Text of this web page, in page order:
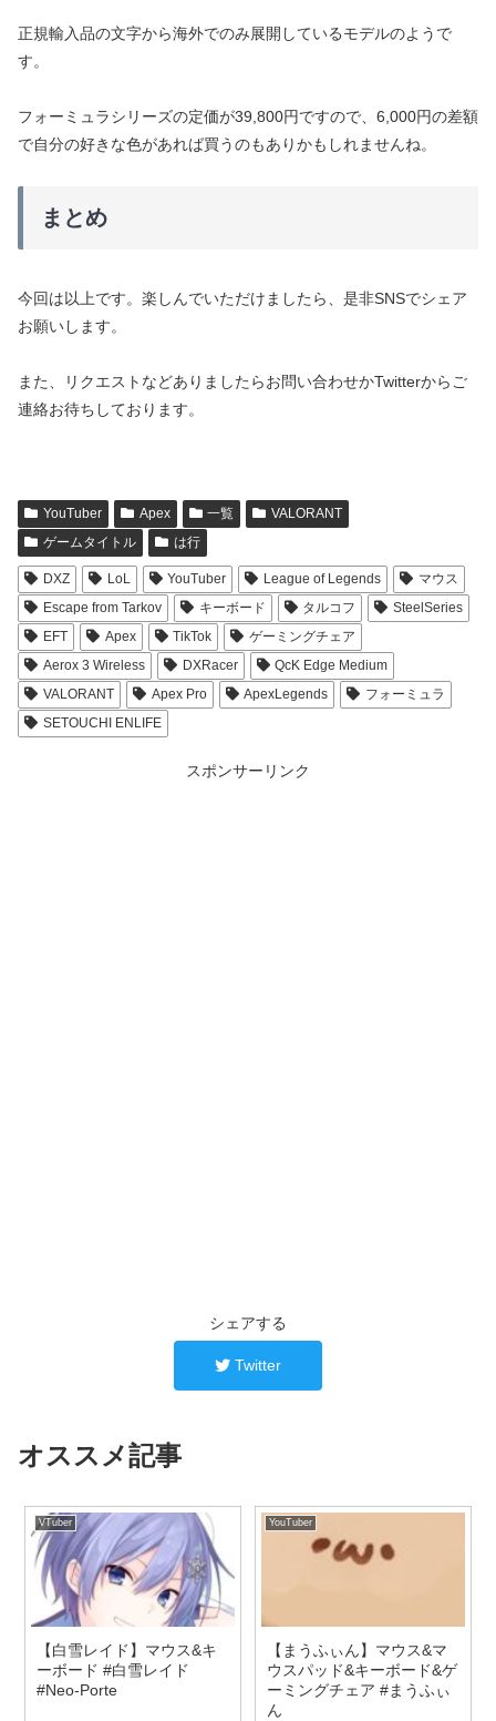
正規輸入品の文字から海外でのみ展開しているモデルのようで
す。
フォーミュラシリーズの定価が39,800円ですので、6,000円の差額
で自分の好きな色があれば買うのもありかもしれませんね。
まとめ
今回は以上です。楽しんでいただけましたら、是非SNSでシェア
お願いします。
また、リクエストなどありましたらお問い合わせかTwitterからご
連絡お待ちしております。
YouTuber Apex 一覧
VALORANT
ゲームタイトル
は行
DXZ LoL YouTuber League of Legends
マウス
Escape from Tarkov
キーボード タルコフ
SteelSeries
EFT
Apex TikTok
ゲーミングチェア
Aerox 3 Wireless
DXRacer
QcK Edge Medium
VALORANT
Apex Pro ApexLegends
フォーミュラ
SETOUCHI ENLIFE
スポンサーリンク
シェアする
Twitter
オススメ記事
VTuber
【白雪レイド】マウス&キ
ーボード #白雪レイド
#Neo-Porte
YouTuber
【まうふぃん】マウス&マ
ウスパッド&キーボード&ゲ
ーミングチェア #まうふぃ
ん